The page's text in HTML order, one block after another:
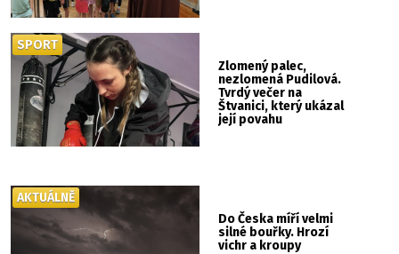
Zlomený palec,
nezlomená Pudilová.
Tvrdý večer na
Štvanici, který ukázal
její povahu
SPORT
Do Česka míří velmi
silné bouřky. Hrozí
vichr a kroupy
AKTUÁLNĚ